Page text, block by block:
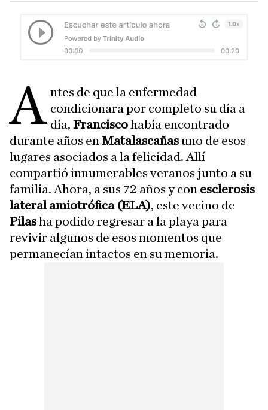
A ntes de que la enfermedad
condicionara por completo su día a
día,Franciscohabía encontrado
durante años en Matalascañasuno de esos
lugares asociados a la felicidad. Allí
compartió innumerables veranos junto a su
familia. Ahora, a sus 72 años y con esclerosis
lateral amiotrófica (ELA), este vecino de
Pilasha podido regresar a la playa para
revivir algunos de esos momentos que
permanecían intactos en su memoria.